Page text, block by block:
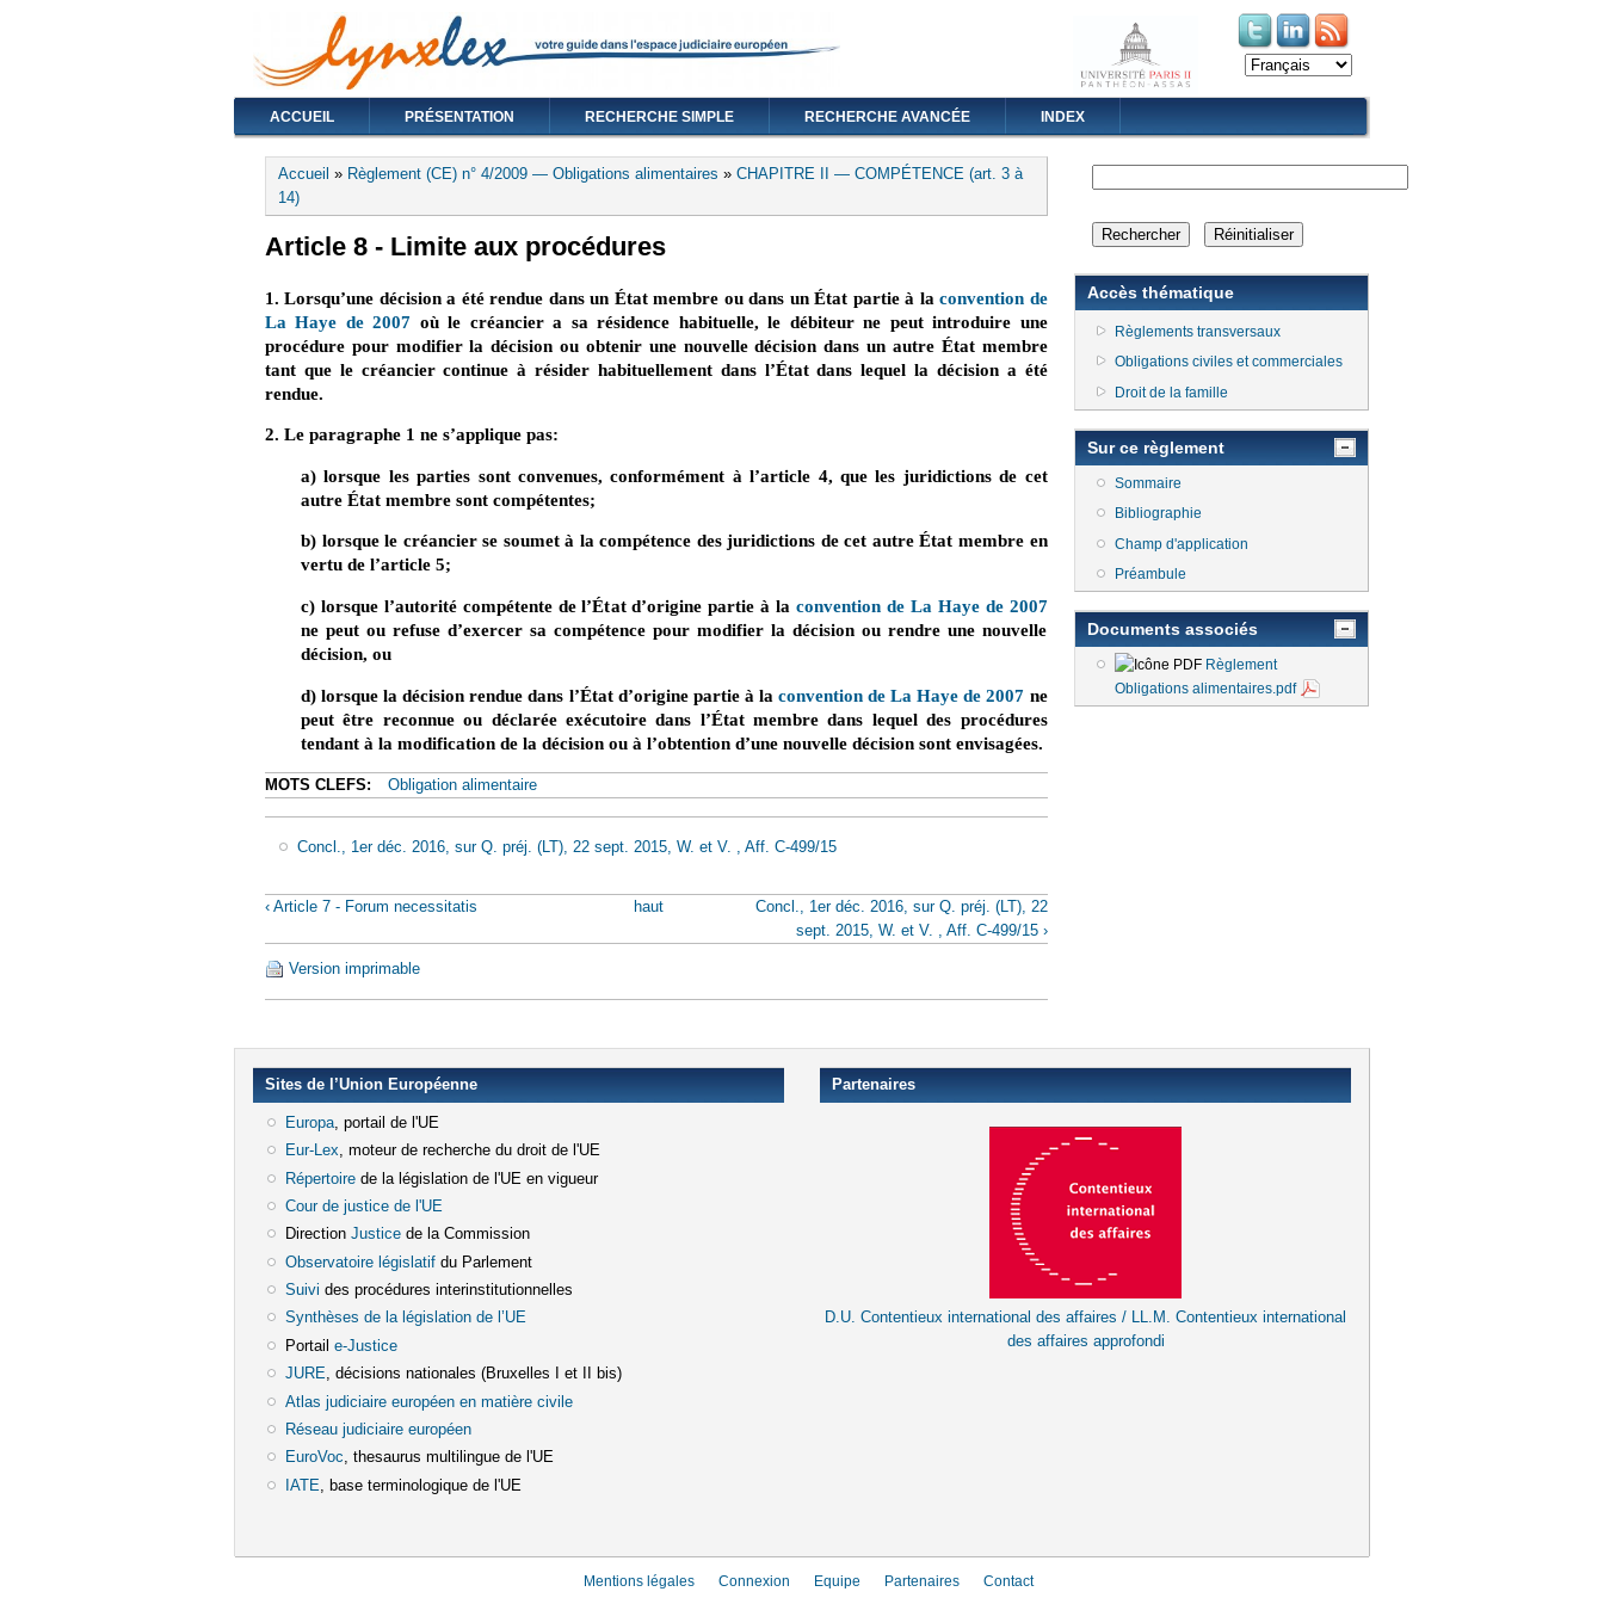
(le lien est externe)
(le lien est externe)
ACCUEIL PRÉSENTATION RECHERCHE SIMPLE RECHERCHE AVANCÉE INDEX
Vous êtes ici
Accueil » Règlement (CE) n° 4/2009 — Obligations alimentaires » CHAPITRE II — COMPÉTENCE (art. 3 à
14)
Article 8 - Limite aux procédures
1. Lorsqu’une décision a été rendue dans un État membre ou dans un État partie à laconvention de
La Haye de 2007 (le lien est externe)
où le créancier a sa résidence habituelle, le débiteur ne peut introduire une
procédure pour modifier la décision ou obtenir une nouvelle décision dans un autre État membre
tant que le créancier continue à résider habituellement dans l’État dans lequel la décision a été
rendue.
2. Le paragraphe 1 ne s’applique pas:
a) lorsque les parties sont convenues, conformément à l’article 4, que les juridictions de cet
autre État membre sont compétentes;
b) lorsque le créancier se soumet à la compétence des juridictions de cet autre État membre en
vertu de l’article 5;
c) lorsque l’autorité compétente de l’État d’origine partie à la convention de La Haye de 2007(le lien est externe)
ne peut ou refuse d’exercer sa compétence pour modifier la décision ou rendre une nouvelle
décision, ou
d) lorsque la décision rendue dans l’État d’origine partie à la convention de La Haye de 2007 (le lien est externe)
ne
peut être reconnue ou déclarée exécutoire dans l’État membre dans lequel des procédures
tendant à la modification de la décision ou à l’obtention d’une nouvelle décision sont envisagées.
MOTS CLEFS: Obligation alimentaire
Concl., 1er déc. 2016, sur Q. préj. (LT), 22 sept. 2015, W. et V. , Aff. C-499/15
‹ Article 7 - Forum necessitatis haut
Concl., 1er déc. 2016, sur Q. préj. (LT), 22
sept. 2015, W. et V. , Aff. C-499/15 ›
Version imprimable
Accès thématique
Règlements transversaux
Obligations civiles et commerciales
Droit de la famille
Sur ce règlement
Sommaire
Bibliographie
Champ d'application
Préambule
Documents associés
Règlement
Obligations alimentaires.pdf
Sites de l’Union Européenne
Europa(le lien est externe)
, portail de l'UE
Eur-Lex(le lien est externe)
, moteur de recherche du droit de l'UE
Répertoire(le lien est externe)
de la législation de l'UE en vigueur
Cour de justice de l'UE(le lien est externe)
Direction Justice(le lien est externe)
de la Commission
Observatoire législatif(le lien est externe)
du Parlement
Suivi (le lien est externe)
des procédures interinstitutionnelles
Synthèses de la législation de l’UE(le lien est externe)
Portail e-Justice(le lien est externe)
JURE(le lien est externe)
, décisions nationales (Bruxelles I et II bis)
Atlas judiciaire européen en matière civile(le lien est externe)
Réseau judiciaire européen(le lien est externe)
EuroVoc(le lien est externe)
, thesaurus multilingue de l'UE
IATE (le lien est externe)
, base terminologique de l'UE
Partenaires
D.U. Contentieux international des affaires / LL.M. Contentieux international
des affaires approfondi
Mentions légales Connexion Equipe Partenaires Contact